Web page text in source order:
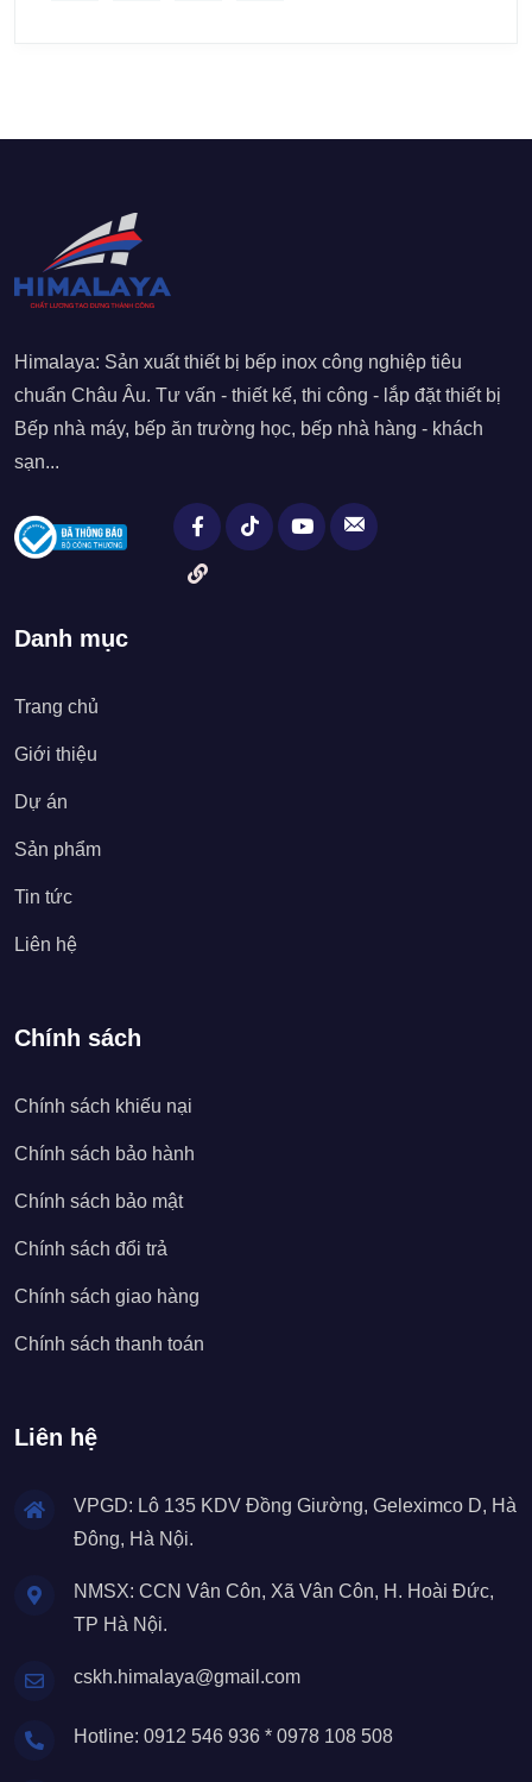
Himalaya: Sản xuất thiết bị bếp inox công nghiệp tiêu
chuẩn Châu Âu. Tư vấn - thiết kế, thi công - lắp đặt thiết bị
Bếp nhà máy, bếp ăn trường học, bếp nhà hàng - khách
sạn...
Danh mục
Trang chủ
Giới thiệu
Dự án
Sản phẩm
Tin tức
Liên hệ
Chính sách
Chính sách khiếu nại
Chính sách bảo hành
Chính sách bảo mật
Chính sách đổi trả
Chính sách giao hàng
Chính sách thanh toán
Liên hệ
VPGD: Lô 135 KDV Đồng Giường, Geleximco D, Hà
Đông, Hà Nội.
NMSX: CCN Vân Côn, Xã Vân Côn, H. Hoài Đức,
TP Hà Nội.
cskh.himalaya@gmail.com
Hotline: 0912 546 936 * 0978 108 508